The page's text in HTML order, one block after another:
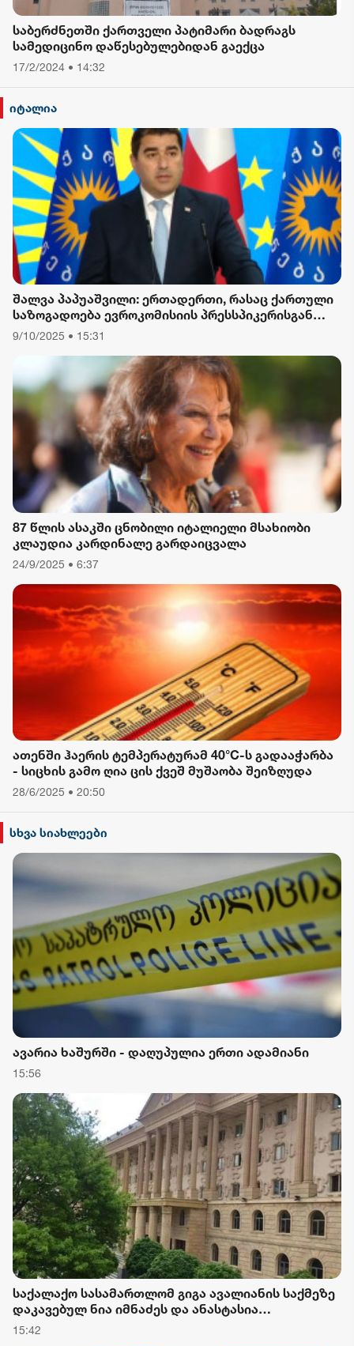
საბერძნეთში ქართველი პატიმარი ბადრაგს
სამედიცინო დაწესებულებიდან გაექცა
17/2/2024 • 14:32
იტალია
შალვა პაპუაშვილი: ერთადერთი, რასაც ქართული
საზოგადოება ევროკომისიის პრესსპიკერისგან
მოელის, არის ბოდიში ხელისუფლების დამხობის
9/10/2025 • 15:31
87 წლის ასაკში ცნობილი იტალიელი მსახიობი
კლაუდია კარდინალე გარდაიცვალა
24/9/2025 • 6:37
ათენში ჰაერის ტემპერატურამ 40°C-ს გადააჭარბა
- სიცხის გამო ღია ცის ქვეშ მუშაობა შეიზღუდა
28/6/2025 • 20:50
სხვა სიახლეები
ავარია ხაშურში - დაღუპულია ერთი ადამიანი
15:56
საქალაქო სასამართლომ გიგა ავალიანის საქმეზე
დაკავებულ ნია იმნაძეს და ანასტასია
ბერუაშვილს აღკვეთის ღონისძიების სახით
15:42